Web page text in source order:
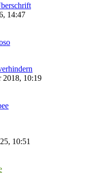
14:47
10:19
10:51